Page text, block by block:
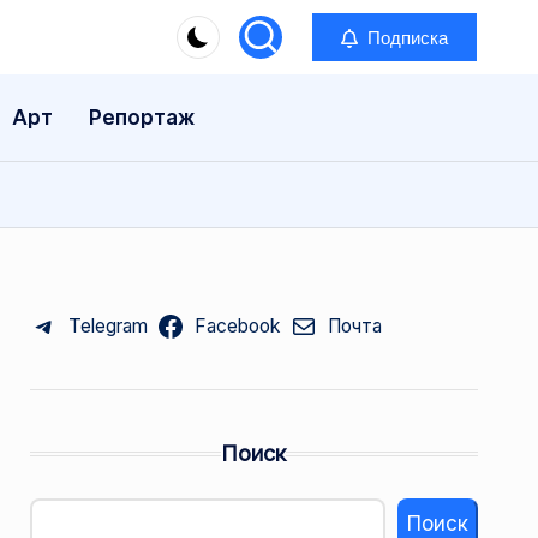
Подписка
Арт Репортаж
Telegram Facebook Почта
Поиск
Поиск